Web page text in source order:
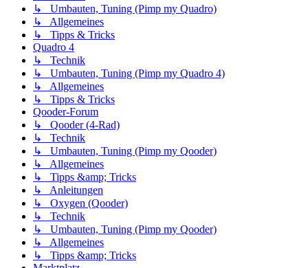
↳ Umbauten, Tuning (Pimp my Quadro)
↳ Allgemeines
↳ Tipps & Tricks
Quadro 4
↳ Technik
↳ Umbauten, Tuning (Pimp my Quadro 4)
↳ Allgemeines
↳ Tipps & Tricks
Qooder-Forum
↳ Qooder (4-Rad)
↳ Technik
↳ Umbauten, Tuning (Pimp my Qooder)
↳ Allgemeines
↳ Tipps &amp; Tricks
↳ Anleitungen
↳ Oxygen (Qooder)
↳ Technik
↳ Umbauten, Tuning (Pimp my Qooder)
↳ Allgemeines
↳ Tipps &amp; Tricks